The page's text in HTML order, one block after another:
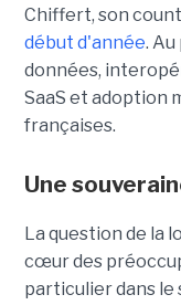
Chiffert, son
début d'année.
données,
SaaS et adoption
françaises.
Une
La question de la
cœur des
particulier dans le